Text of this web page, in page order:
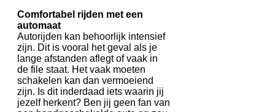
Comfortabel rijden met een
automaat
Autorijden kan behoorlijk intensief
zijn. Dit is vooral het geval als je
lange afstanden aflegt of vaak in
de file staat. Het vaak moeten
schakelen kan dan vermoeiend
zijn. Is dit inderdaad iets waarin jij
jezelf herkent? Ben jij geen fan van